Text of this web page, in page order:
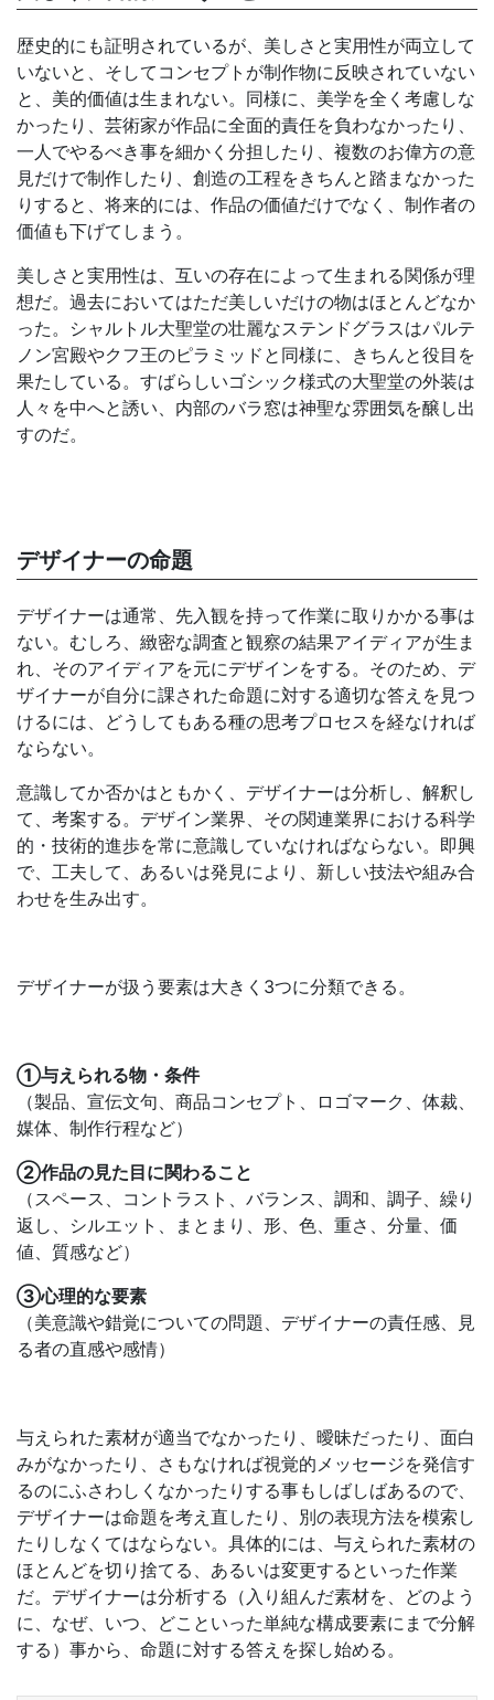
歴史的にも証明されているが、美しさと実用性が両立して
いないと、そしてコンセプトが制作物に反映されていない
と、美的価値は生まれない。同様に、美学を全く考慮しな
かったり、芸術家が作品に全面的責任を負わなかったり、
一人でやるべき事を細かく分担したり、複数のお偉方の意
見だけで制作したり、創造の工程をきちんと踏まなかった
りすると、将来的には、作品の価値だけでなく、制作者の
価値も下げてしまう。
美しさと実用性は、互いの存在によって生まれる関係が理
想だ。過去においてはただ美しいだけの物はほとんどなか
った。シャルトル大聖堂の壮麗なステンドグラスはパルテ
ノン宮殿やクフ王のピラミッドと同様に、きちんと役目を
果たしている。すばらしいゴシック様式の大聖堂の外装は
人々を中へと誘い、内部のバラ窓は神聖な雰囲気を醸し出
すのだ。
デザイナーの命題
デザイナーは通常、先入観を持って作業に取りかかる事は
ない。むしろ、緻密な調査と観察の結果アイディアが生ま
れ、そのアイディアを元にデザインをする。そのため、デ
ザイナーが自分に課された命題に対する適切な答えを見つ
けるには、どうしてもある種の思考プロセスを経なければ
ならない。
意識してか否かはともかく、デザイナーは分析し、解釈し
て、考案する。デザイン業界、その関連業界における科学
的・技術的進歩を常に意識していなければならない。即興
で、工夫して、あるいは発見により、新しい技法や組み合
わせを生み出す。
デザイナーが扱う要素は大きく3つに分類できる。
①与えられる物・条件
（製品、宣伝文句、商品コンセプト、ロゴマーク、体裁、
媒体、制作行程など）
②作品の見た目に関わること
（スペース、コントラスト、バランス、調和、調子、繰り
返し、シルエット、まとまり、形、色、重さ、分量、価
値、質感など）
③心理的な要素
（美意識や錯覚についての問題、デザイナーの責任感、見
る者の直感や感情）
与えられた素材が適当でなかったり、曖昧だったり、面白
みがなかったり、さもなければ視覚的メッセージを発信す
るのにふさわしくなかったりする事もしばしばあるので、
デザイナーは命題を考え直したり、別の表現方法を模索し
たりしなくてはならない。具体的には、与えられた素材の
ほとんどを切り捨てる、あるいは変更するといった作業
だ。デザイナーは分析する（入り組んだ素材を、どのよう
に、なぜ、いつ、どこといった単純な構成要素にまで分解
する）事から、命題に対する答えを探し始める。